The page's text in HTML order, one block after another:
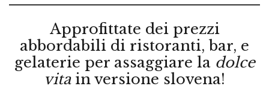
Approfittate dei prezzi
abbordabili di ristoranti, bar, e
gelaterie per assaggiare la dolce
vitain versione slovena!